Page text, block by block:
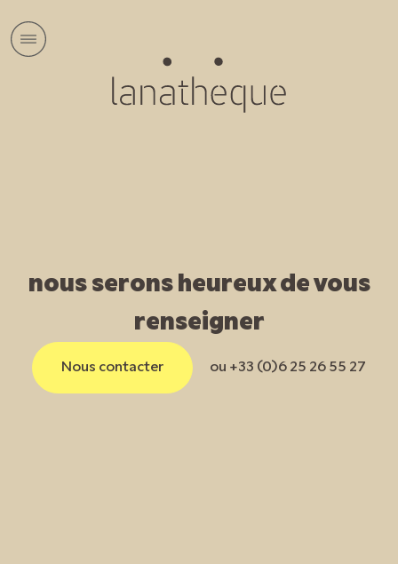
nous serons heureux de vous
renseigner
Nous contacter ou +33 (0)6 25 26 55 27